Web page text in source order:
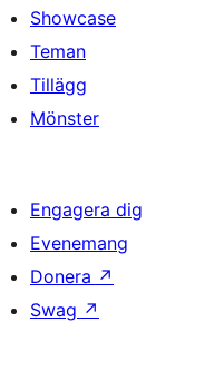
Showcase
Teman
Tillägg
Mönster
Engagera dig
Evenemang
Donera ↗
Swag ↗